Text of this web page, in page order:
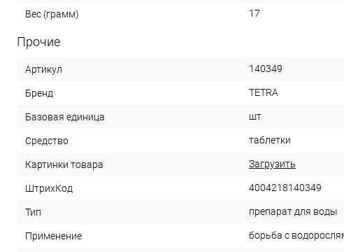
Вес (грамм) 17
Прочие
Артикул 140349
Бренд TETRA
Базовая единица шт
Средство таблетки
Картинки товара Загрузить
ШтрихКод 4004218140349
Тип препарат для воды
Применение борьба с